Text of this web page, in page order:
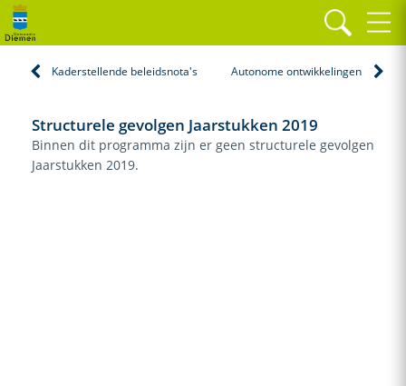
Home Structurele gevolgen Jaarstukken 2019
Kaderstellende beleidsnota's Autonome ontwikkelingen
Structurele gevolgen Jaarstukken 2019
Binnen dit programma zijn er geen structurele gevolgen
Jaarstukken 2019.